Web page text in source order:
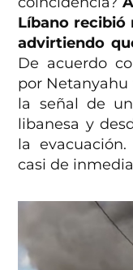
Líbano recibió
advirtiendo
De acuerdo
por
la señal de
libanesa y
la
casi de